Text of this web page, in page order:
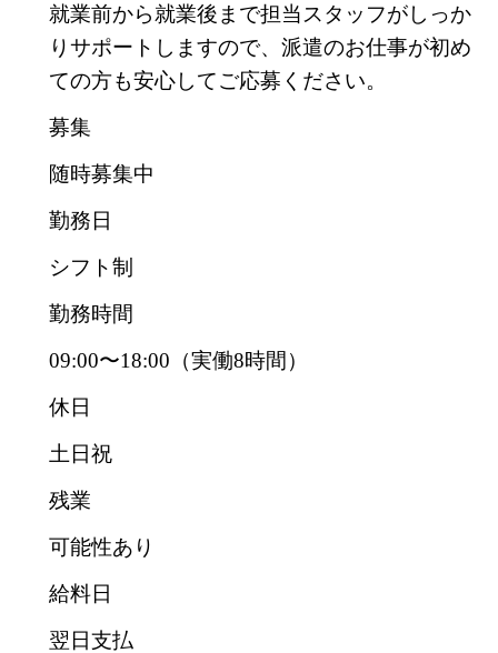
就業前から就業後まで担当スタッフがしっか
りサポートしますので、派遣のお仕事が初め
ての方も安心してご応募ください。
募集
随時募集中
勤務日
シフト制
勤務時間
09:00〜18:00（実働8時間）
休日
土日祝
残業
可能性あり
給料日
翌日支払